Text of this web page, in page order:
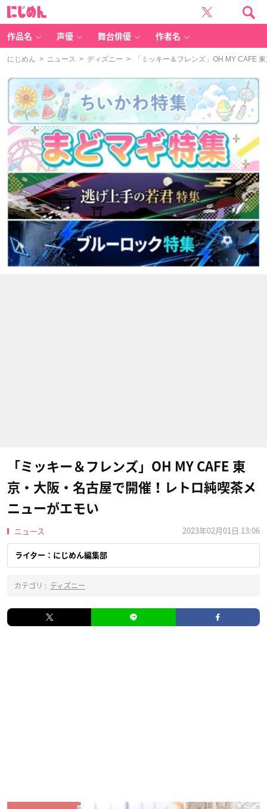
作品名 声優 舞台俳優 作者名
にじめん > ニュース > ディズニー > 「ミッキー＆フレンズ」OH MY CAFE
「ミッキー＆フレンズ」OH MY CAFE 東
京・大阪・名古屋で開催！レトロ純喫茶メ
ニューがエモい
ニュース 2023年02月01日 13:06
ライター：にじめん編集部
カテゴリ : ディズニー